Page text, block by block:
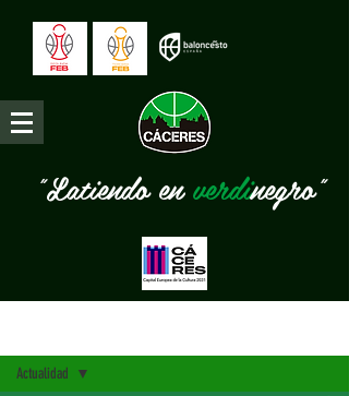
"Latiendo enverdinegro"
Actualidad